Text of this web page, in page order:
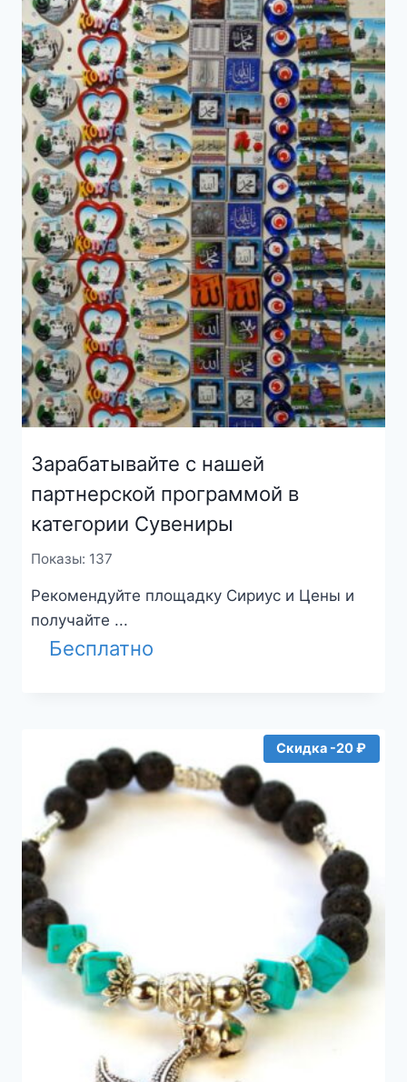
Зарабатывайте с нашей
партнерской программой в
категории Сувениры
Показы: 137
Рекомендуйте площадку Сириус и Цены и
получайте ...
Бесплатно
Скидка -20 ₽